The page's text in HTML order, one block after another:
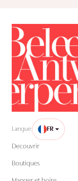
Langue: FR
Decouvrir
Boutiques